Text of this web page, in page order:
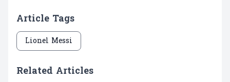
Article Tags
Lionel Messi
Related Articles